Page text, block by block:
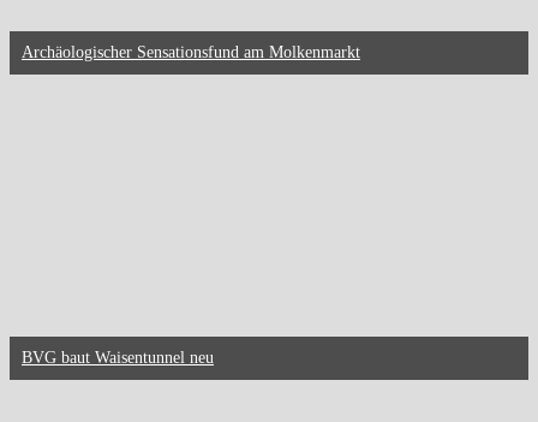
Archäologischer Sensationsfund am Molkenmarkt
BVG baut Waisentunnel neu